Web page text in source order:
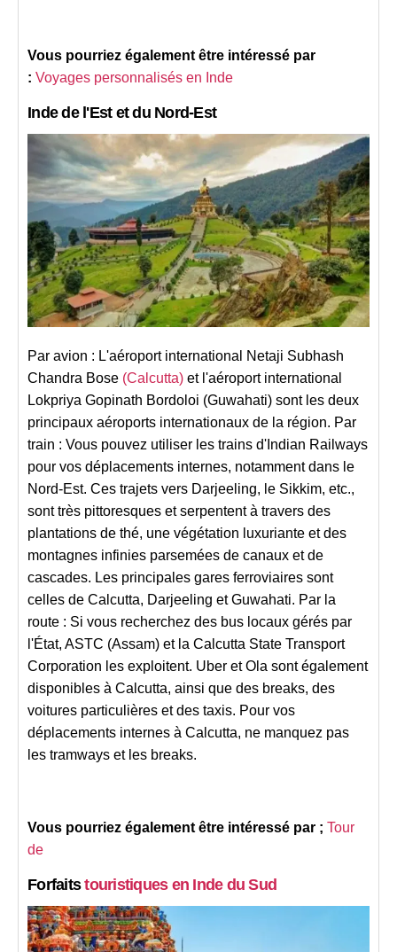
Vous pourriez également être intéressé par
: Voyages personnalisés en Inde
Inde de l'Est et du Nord-Est
Par avion : L'aéroport international Netaji Subhash
Chandra Bose (Calcutta) et l'aéroport international
Lokpriya Gopinath Bordoloi (Guwahati) sont les deux
principaux aéroports internationaux de la région. Par
train : Vous pouvez utiliser les trains d'Indian Railways
pour vos déplacements internes, notamment dans le
Nord-Est. Ces trajets vers Darjeeling, le Sikkim, etc.,
sont très pittoresques et serpentent à travers des
plantations de thé, une végétation luxuriante et des
montagnes infinies parsemées de canaux et de
cascades. Les principales gares ferroviaires sont
celles de Calcutta, Darjeeling et Guwahati. Par la
route : Si vous recherchez des bus locaux gérés par
l'État, ASTC (Assam) et la Calcutta State Transport
Corporation les exploitent. Uber et Ola sont également
disponibles à Calcutta, ainsi que des breaks, des
voitures particulières et des taxis. Pour vos
déplacements internes à Calcutta, ne manquez pas
les tramways et les breaks.
Vous pourriez également être intéressé par ; Tour
de
Forfaitstouristiques en Inde du Sud